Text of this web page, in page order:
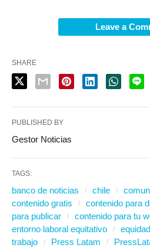
Leave a
SHARE
PUBLISHED BY
Gestor Noticias
TAGS:
banco de noticias chile
contenido gratis
contenido para
para publicar
contenido para tu
entorno laboral equitativo
trabajo
Press Latam